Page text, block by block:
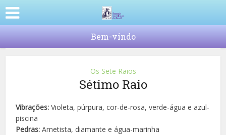
Bem-vindo
Os Sete Raios
Sétimo Raio
Vibrações: Violeta, púrpura, cor-de-rosa, verde-água e azul-
piscina
Pedras: Ametista, diamante e água-marinha